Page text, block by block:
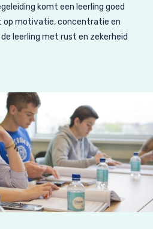
komt een leerling goed
motivatie, concentratie en
leerling met rust en zekerheid